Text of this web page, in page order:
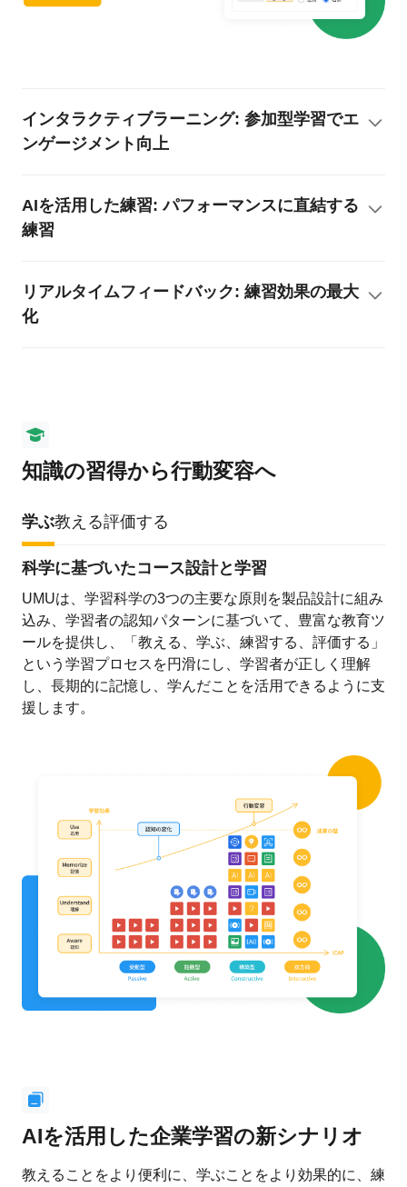
インタラクティブラーニング: 参加型学習でエ
ンゲージメント向上
AIを活用した練習: パフォーマンスに直結する
練習
リアルタイムフィードバック: 練習効果の最大
化
知識の習得から行動変容へ
学ぶ教える評価する
科学に基づいたコース設計と学習
UMUは、学習科学の3つの主要な原則を製品設計に組み
込み、学習者の認知パターンに基づいて、豊富な教育ツ
ールを提供し、「教える、学ぶ、練習する、評価する」
という学習プロセスを円滑にし、学習者が正しく理解
し、長期的に記憶し、学んだことを活用できるように支
援します。
AIを活用した企業学習の新シナリオ
教えることをより便利に、学ぶことをより効果的に、練